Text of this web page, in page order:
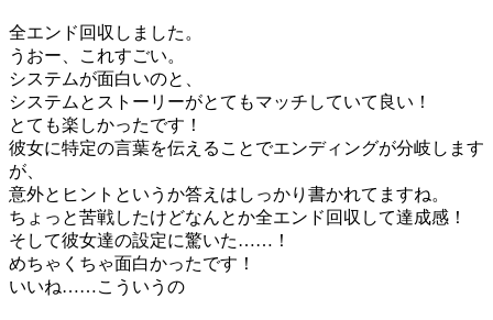
全エンド回収しました。
うおー、これすごい。
システムが面白いのと、
システムとストーリーがとてもマッチしていて良い！
とても楽しかったです！
彼女に特定の言葉を伝えることでエンディングが分岐します
が、
意外とヒントというか答えはしっかり書かれてますね。
ちょっと苦戦したけどなんとか全エンド回収して達成感！
そして彼女達の設定に驚いた……！
めちゃくちゃ面白かったです！
いいね……こういうの